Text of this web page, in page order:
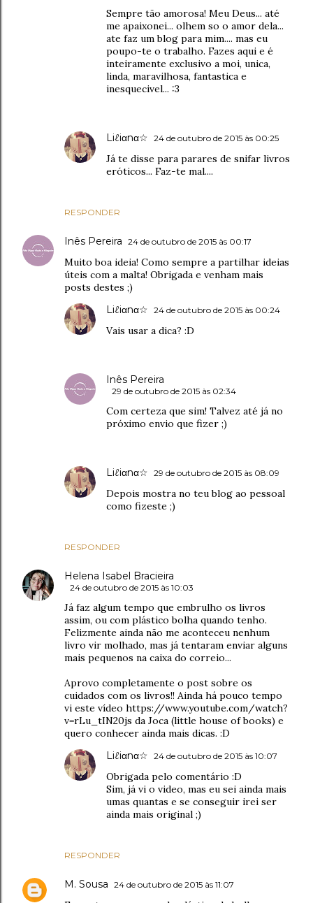
RESPONDER
Sempre tão amorosa! Meu Deus... até
me apaixonei... olhem so o amor dela...
ate faz um blog para mim.... mas eu
poupo-te o trabalho. Fazes aqui e é
inteiramente exclusivo a moi, unica,
linda, maravilhosa, fantastica e
inesquecivel... :3
Liℓiαnα☆ 24 de outubro de 2015 às 00:25
Já te disse para parares de snifar livros
eróticos... Faz-te mal....
Inês Pereira 24 de outubro de 2015 às 00:17
Muito boa ideia! Como sempre a partilhar ideias
úteis com a malta! Obrigada e venham mais
posts destes ;)
RESPONDER
Liℓiαnα☆ 24 de outubro de 2015 às 00:24
Vais usar a dica? :D
Inês Pereira
29 de outubro de 2015 às 02:34
Com certeza que sim! Talvez até já no
próximo envio que fizer ;)
Liℓiαnα☆ 29 de outubro de 2015 às 08:09
Depois mostra no teu blog ao pessoal
como fizeste ;)
Helena Isabel Bracieira
24 de outubro de 2015 às 10:03
Já faz algum tempo que embrulho os livros
assim, ou com plástico bolha quando tenho.
Felizmente ainda não me aconteceu nenhum
livro vir molhado, mas já tentaram enviar alguns
mais pequenos na caixa do correio...
Aprovo completamente o post sobre os
cuidados com os livros!! Ainda há pouco tempo
vi este vídeo https://www.youtube.com/watch?
v=rLu_tIN20js da Joca (little house of books) e
quero conhecer ainda mais dicas. :D
RESPONDER
Liℓiαnα☆ 24 de outubro de 2015 às 10:07
Obrigada pelo comentário :D
Sim, já vi o video, mas eu sei ainda mais
umas quantas e se conseguir irei ser
ainda mais original ;)
M. Sousa 24 de outubro de 2015 às 11:07